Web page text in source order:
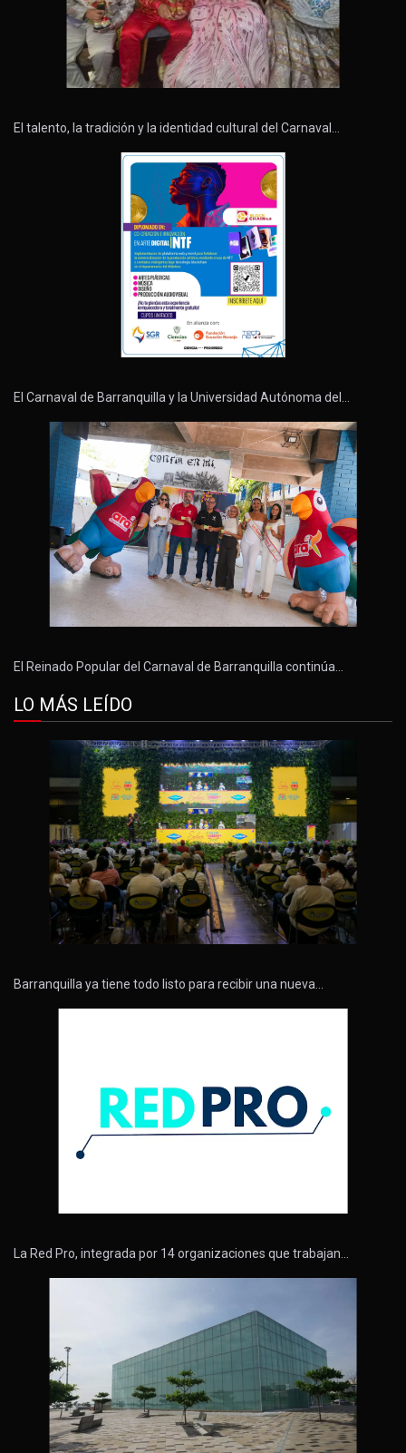
El talento, la tradición y la identidad cultural del Carnaval…
El Carnaval de Barranquilla y la Universidad Autónoma del…
El Reinado Popular del Carnaval de Barranquilla continúa…
LO MÁS LEÍDO
Barranquilla ya tiene todo listo para recibir una nueva…
La Red Pro, integrada por 14 organizaciones que trabajan…